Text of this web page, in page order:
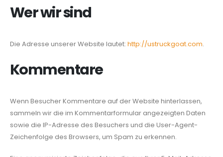
Wer wir sind
Die Adresse unserer Website lautet: http://ustruckgoat.com.
Kommentare
Wenn Besucher Kommentare auf der Website hinterlassen,
sammeln wir die im Kommentarformular angezeigten Daten
sowie die IP-Adresse des Besuchers und die User-Agent-
Zeichenfolge des Browsers, um Spam zu erkennen.